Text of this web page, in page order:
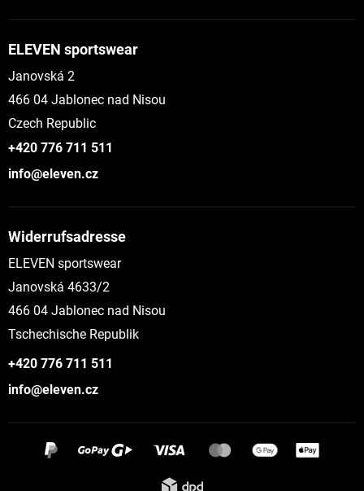
ELEVEN sportswear
Janovská 2
466 04 Jablonec nad Nisou
Czech Republic
+420 776 711 511
info@eleven.cz
Widerrufsadresse
ELEVEN sportswear
Janovská 4633/2
466 04 Jablonec nad Nisou
Tschechische Republik
+420 776 711 511
info@eleven.cz